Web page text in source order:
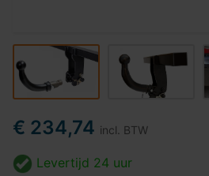
€ 234,74 incl. BTW
Levertijd 24 uur